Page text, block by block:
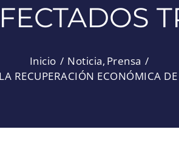
Inicio Noticia Prensa
RECUPERACIÓN ECONÓMICA